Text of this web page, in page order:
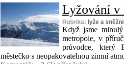
Lyžování v
Rubrika: lyže a
Když jsme
metropole, v
průvodce, který
městečko s neopakovatelnou zimní